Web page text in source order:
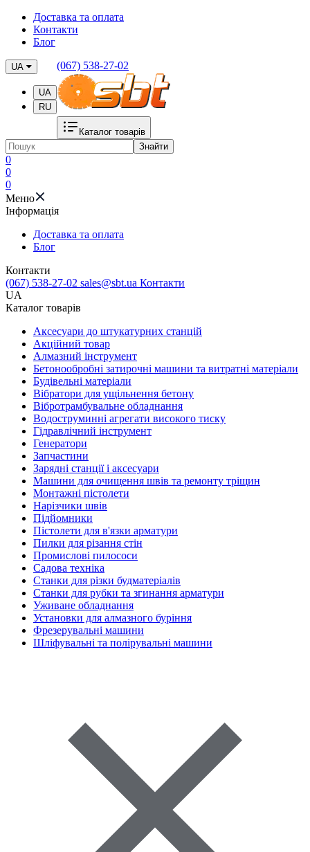
Доставка та оплата
Контакти
Блог
UA
UA
RU
(067) 538-27-02
Каталог товарів
Знайти
0
0
0
Меню
Iнформація
Доставка та оплата
Блог
Контакти
(067) 538-27-02 sales@sbt.ua Контакти
UA
Каталог товарів
Аксесуари до штукатурних станцій
Акційний товар
Алмазний інструмент
Бетонообробні затирочні машини та витратні матеріали
Будівельні матеріали
Вібратори для ущільнення бетону
Вібротрамбувальне обладнання
Водоструминні агрегати високого тиску
Гідравлічний інструмент
Генератори
Запчастини
Зарядні станції і аксесуари
Машини для очищення швів та ремонту тріщин
Монтажні пістолети
Нарізчики швів
Підйомники
Пістолети для в'язки арматури
Пилки для різання стін
Промислові пилососи
Садова техніка
Станки для різки будматеріалів
Станки для рубки та згинання арматури
Уживане обладнання
Установки для алмазного буріння
Фрезерувальні машини
Шліфувальні та полірувальні машини